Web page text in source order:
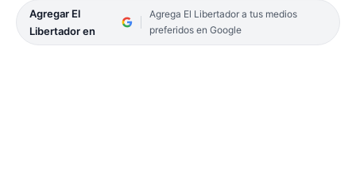
Agregar El
Libertador en
Agrega El Libertador a tus medios
preferidos en Google